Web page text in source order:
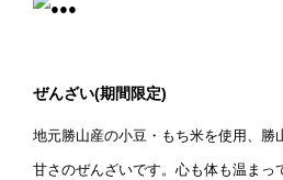
ぜんざい(期間限定)
地元勝山産の小豆・もち米を使用、勝
甘さのぜんざいです。心も体も温まっ